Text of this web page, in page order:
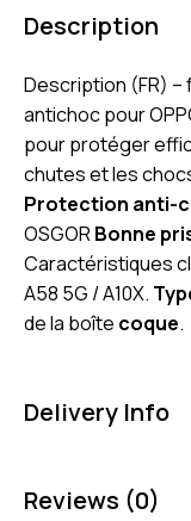
Description
Description (FR) –
antichoc pour
pour protéger
chutes et les
Protection anti-
OSGORBonne
Caractéristiques
A58 5G / A10X.
de la boîte coque.
Delivery Info
Reviews (0)